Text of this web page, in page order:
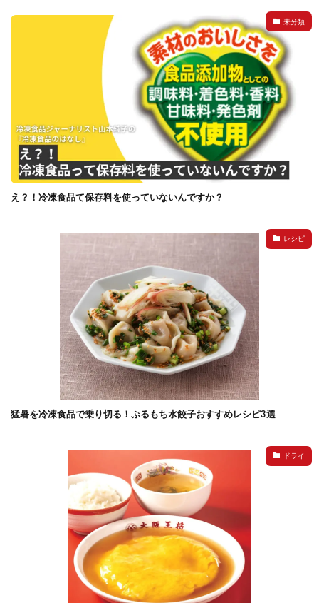
未分類
え？！冷凍食品て保存料を使っていないんですか？
レシピ
猛暑を冷凍食品で乗り切る！ぷるもち水餃子おすすめレシピ3選
ドライ